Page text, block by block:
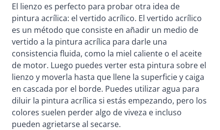
El lienzo es perfecto para probar otra idea de
pintura acrílica: el vertido acrílico. El vertido acrílico
es un método que consiste en añadir un medio de
vertido a la pintura acrílica para darle una
consistencia fluida, como la miel caliente o el aceite
de motor. Luego puedes verter esta pintura sobre el
lienzo y moverla hasta que llene la superficie y caiga
en cascada por el borde. Puedes utilizar agua para
diluir la pintura acrílica si estás empezando, pero los
colores suelen perder algo de viveza e incluso
pueden agrietarse al secarse.